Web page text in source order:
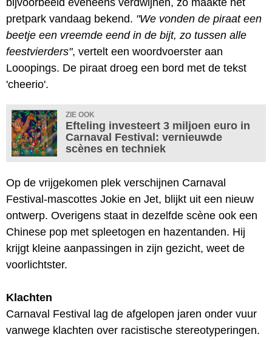
pretpark vandaag bekend. "We vonden de piraat een
beetje een vreemde eend in de bijt, zo tussen alle
feestvierders", vertelt een woordvoerster aan
Looopings. De piraat droeg een bord met de tekst
'cheerio'.
ZIE OOK
Efteling investeert 3 miljoen euro in
Carnaval Festival: vernieuwde
scènes en techniek
Op de vrijgekomen plek verschijnen Carnaval
Festival-mascottes Jokie en Jet, blijkt uit een nieuw
ontwerp. Overigens staat in dezelfde scène ook een
Chinese pop met spleetogen en hazentanden. Hij
krijgt kleine aanpassingen in zijn gezicht, weet de
voorlichtster.
Klachten
Carnaval Festival lag de afgelopen jaren onder vuur
vanwege klachten over racistische stereotyperingen.